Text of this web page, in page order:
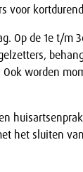
voor
Op de 1e t/m
worden
het sluiten